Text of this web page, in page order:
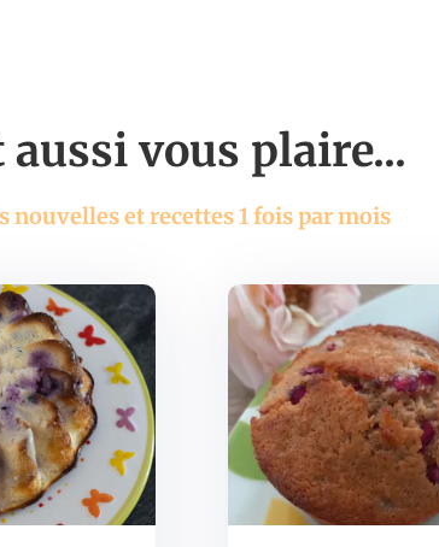
vous plaire...
nouvelles et recettes 1 fois par mois